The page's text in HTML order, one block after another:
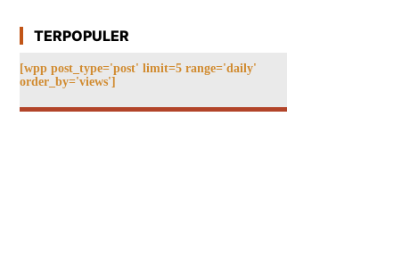
TERPOPULER
[wpp post_type='post' limit=5 range='daily'
order_by='views']